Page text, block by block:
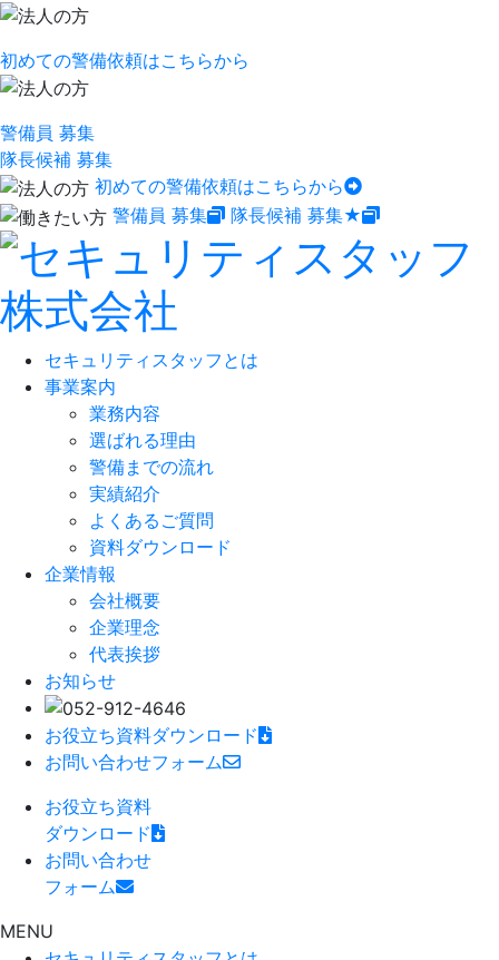
初めての警備依頼はこちらから
警備員 募集
隊長候補 募集
初めての警備依頼はこちらから
警備員 募集
隊長候補 募集★
セキュリティスタッフとは
事業案内
業務内容
選ばれる理由
警備までの流れ
実績紹介
よくあるご質問
資料ダウンロード
企業情報
会社概要
企業理念
代表挨拶
お知らせ
お役立ち資料ダウンロード
お問い合わせフォーム
お役立ち資料
ダウンロード
お問い合わせ
フォーム
MENU